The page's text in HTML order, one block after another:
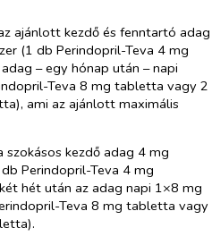
ajánlott kezdő és fenntartó adag
(1 db Perindopril-Teva 4 mg
– egy hónap után – napi
Teva 8 mg tabletta vagy 2
ami az ajánlott maximális
szokásos kezdő adag 4 mg
Perindopril-Teva 4 mg
hét után az adag napi 1×8 mg
Teva 8 mg tabletta vagy